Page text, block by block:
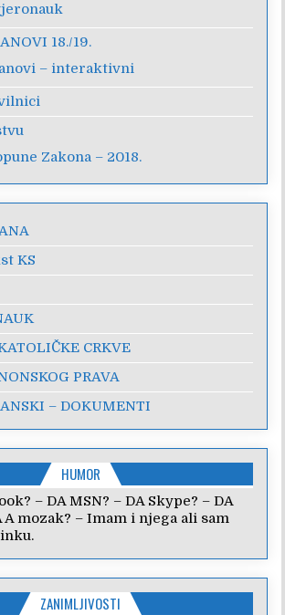
18./19.
– interaktivni
Zakona – 2018.
KS
CRKVE
PRAVA
– DOKUMENTI
HUMOR
– DA MSN? – DA Skype? – DA
mozak? – Imam i njega ali sam
ZANIMLJIVOSTI